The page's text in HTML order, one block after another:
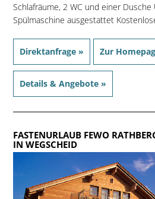
Schlafräume, 2 WC und einer
Spülmaschine ausgestattet
Direktanfrage » Zur
Details & Angebote »
FASTENURLAUB FEWO
IN WEGSCHEID